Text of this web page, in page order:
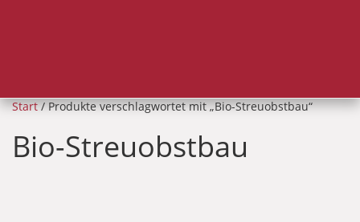
Start/ Produkte verschlagwortet mit „Bio-Streuobstbau“
Bio-Streuobstbau